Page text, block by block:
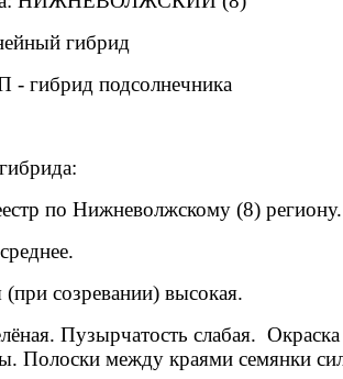
гибрид
подсолнечника
по Нижневолжскому (8) региону.
(при созревании) высокая.
Пузырчатость слабая.
Полоски между краями семянки